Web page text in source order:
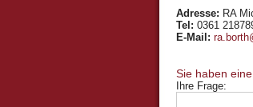
Adresse: RA
Tel: 0361
E-Mail:
Ihre Frage: